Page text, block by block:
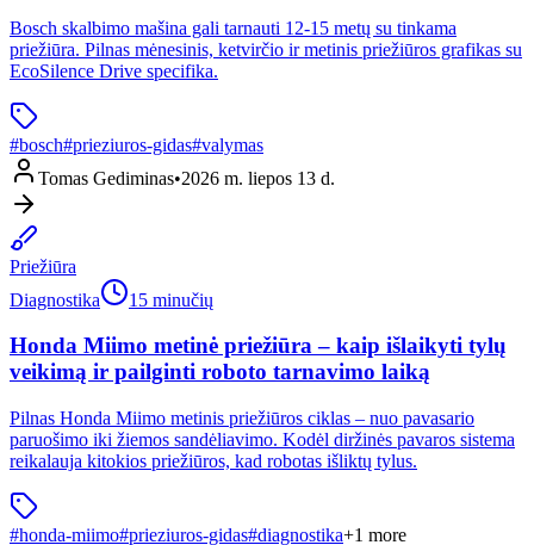
Bosch skalbimo mašina gali tarnauti 12-15 metų su tinkama
priežiūra. Pilnas mėnesinis, ketvirčio ir metinis priežiūros grafikas su
EcoSilence Drive specifika.
#bosch#prieziuros-gidas#valymas
Tomas Gediminas•2026 m. liepos 13 d.
Priežiūra
Diagnostika
15 minučių
Honda Miimo metinė priežiūra – kaip išlaikyti tylų
veikimą ir pailginti roboto tarnavimo laiką
Pilnas Honda Miimo metinis priežiūros ciklas – nuo pavasario
paruošimo iki žiemos sandėliavimo. Kodėl diržinės pavaros sistema
reikalauja kitokios priežiūros, kad robotas išliktų tylus.
#honda-miimo#prieziuros-gidas#diagnostika+1 more